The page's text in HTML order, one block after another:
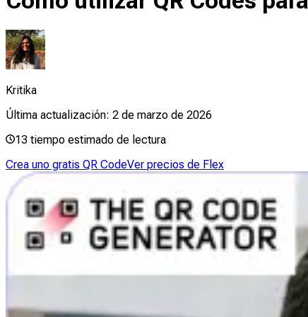
Kritika
Última actualización: 2 de marzo de 2026
13 tiempo estimado de lectura
Crea uno gratis QR CodeVer precios de Flex